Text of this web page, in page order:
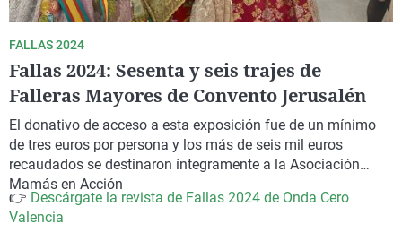
FALLAS 2024
Fallas 2024: Sesenta y seis trajes de
Falleras Mayores de Convento Jerusalén
El donativo de acceso a esta exposición fue de un mínimo
de tres euros por persona y los más de seis mil euros
recaudados se destinaron íntegramente a la Asociación
Mamás en Acción
👉 Descárgate la revista de Fallas 2024 de Onda Cero
Valencia